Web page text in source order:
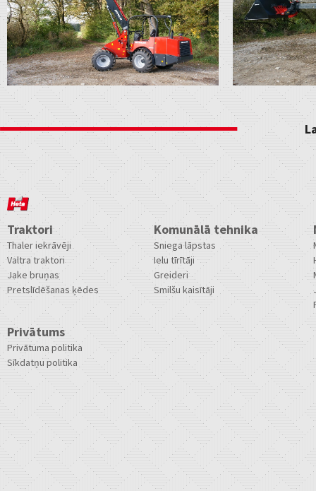
Traktori
Thaler iekrāvēji
Valtra traktori
Jake bruņas
Pretslīdēšanas ķēdes
Komunālā tehnika
Sniega lāpstas
Ielu tīrītāji
Greideri
Smilšu kaisītāji
Privātums
Privātuma politika
Sīkdatņu politika